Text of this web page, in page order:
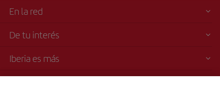
En la red
De tu interés
Iberia es más